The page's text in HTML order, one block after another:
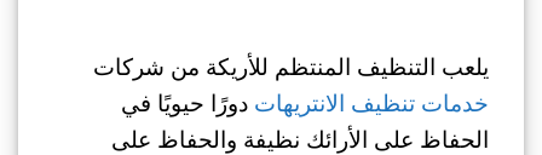
يلعب التنظيف المنتظم للأريكة من شركات
خدمات تنظيف الانتريهات دورًا حيويًا في
الحفاظ على الأرائك نظيفة والحفاظ على